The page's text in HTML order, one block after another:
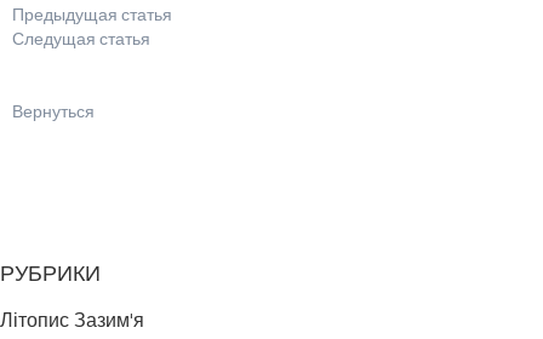
Предыдущая статья
Следущая статья
Вернуться
РУБРИКИ
Літопис Зазим'я